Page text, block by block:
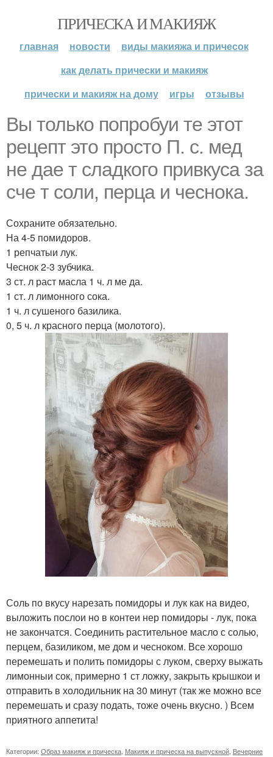
ПРИЧЕСКА И МАКИЯЖ
главная новости
виды макияжа и причесок
как делать прически и макияж
прически и макияж на дому
игры отзывы
Вы только попробуи те этот
рецепт это просто П. с. мед
не дае т сладкого привкуса за
сче т соли, перца и чеснока.
Сохраните обязательно.
На 4-5 помидоров.
1 репчатыи лук.
Чеснок 2-3 зубчика.
3 ст. л раст масла 1 ч. л ме да.
1 ст. л лимонного сока.
1 ч. л сушеного базилика.
0, 5 ч. л красного перца (молотого).
Соль по вкусу нарезать помидоры и лук как на видео,
выложить послои но в контеи нер помидоры - лук, пока
не закончатся. Соединить растительное масло с солью,
перцем, базиликом, ме дом и чесноком. Все хорошо
перемешать и полить помидоры с луком, сверху выжать
лимонныи сок, примерно 1 ст ложку, закрыть крышкои и
отправить в холодильник на 30 минут (так же можно все
перемешать и сразу подать, тоже очень вкусно. ) Всем
приятного аппетита!
Категории: Образ макияж и прическа Макияж и прическа на выпускной Вечерние